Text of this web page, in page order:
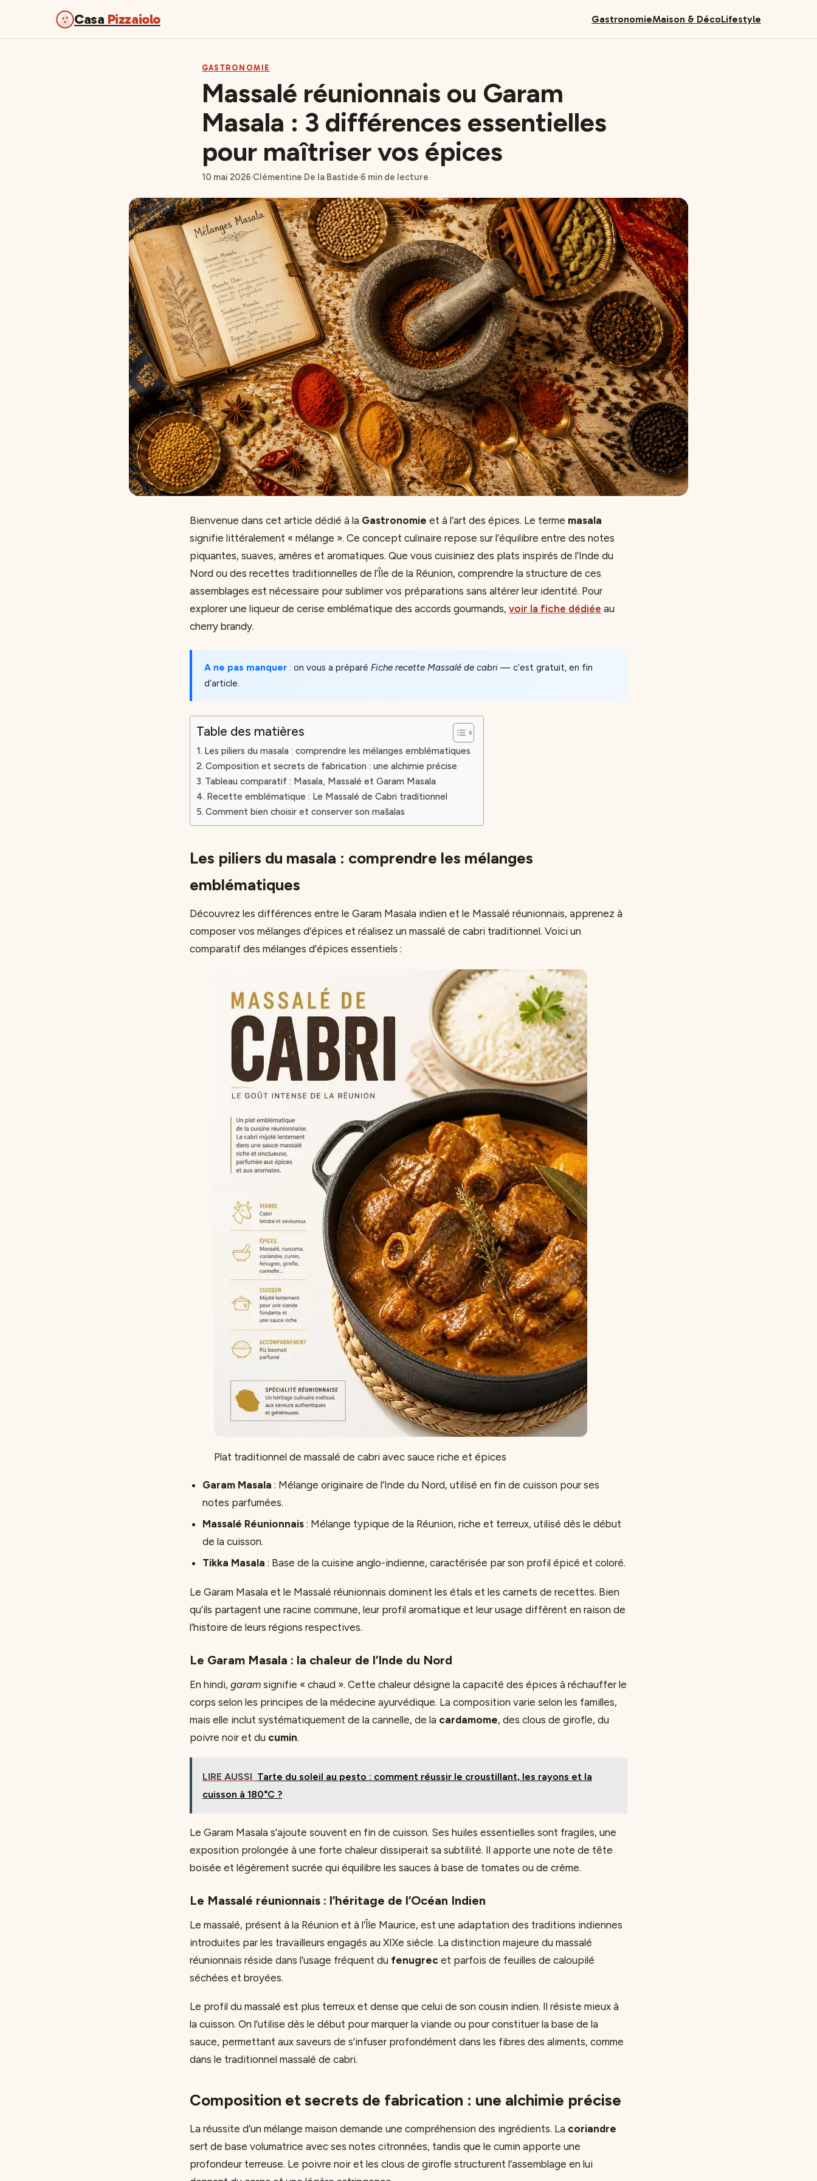
Casa Pizzaiolo GastronomieMaison & DécoLifestyle
GASTRONOMIE
Massalé réunionnais ou Garam
Masala : 3 différences essentielles
pour maîtriser vos épices
10 mai 2026·Clémentine De la Bastide·6 min de lecture
Bienvenue dans cet article dédié à la Gastronomie et à l’art des épices. Le terme masala
signifie littéralement « mélange ». Ce concept culinaire repose sur l’équilibre entre des notes
piquantes, suaves, amères et aromatiques. Que vous cuisiniez des plats inspirés de l’Inde du
Nord ou des recettes traditionnelles de l’Île de la Réunion, comprendre la structure de ces
assemblages est nécessaire pour sublimer vos préparations sans altérer leur identité. Pour
explorer une liqueur de cerise emblématique des accords gourmands, voir la fiche dédiée au
cherry brandy.
A ne pas manquer : on vous a préparé Fiche recette Massalé de cabri — c’est gratuit, en fin
d’article.
Table des matières
Les piliers du masala : comprendre les mélanges emblématiques
Composition et secrets de fabrication : une alchimie précise
Tableau comparatif : Masala, Massalé et Garam Masala
Recette emblématique : Le Massalé de Cabri traditionnel
Comment bien choisir et conserver son mašalas
Les piliers du masala : comprendre les mélanges
emblématiques
Découvrez les différences entre le Garam Masala indien et le Massalé réunionnais, apprenez à
composer vos mélanges d’épices et réalisez un massalé de cabri traditionnel. Voici un
comparatif des mélanges d’épices essentiels :
Plat traditionnel de massalé de cabri avec sauce riche et épices
Garam Masala : Mélange originaire de l’Inde du Nord, utilisé en fin de cuisson pour ses
notes parfumées.
Massalé Réunionnais: Mélange typique de la Réunion, riche et terreux, utilisé dès le début
de la cuisson.
Tikka Masala : Base de la cuisine anglo-indienne, caractérisée par son profil épicé et coloré.
Le Garam Masala et le Massalé réunionnais dominent les étals et les carnets de recettes. Bien
qu’ils partagent une racine commune, leur profil aromatique et leur usage diffèrent en raison de
l’histoire de leurs régions respectives.
Le Garam Masala : la chaleur de l’Inde du Nord
En hindi, garam signifie « chaud ». Cette chaleur désigne la capacité des épices à réchauffer le
corps selon les principes de la médecine ayurvédique. La composition varie selon les familles,
mais elle inclut systématiquement de la cannelle, de la cardamome, des clous de girofle, du
poivre noir et du cumin.
LIRE AUSSI Tarte du soleil au pesto : comment réussir le croustillant, les rayons et la
cuisson à 180°C ?
Le Garam Masala s’ajoute souvent en fin de cuisson. Ses huiles essentielles sont fragiles, une
exposition prolongée à une forte chaleur dissiperait sa subtilité. Il apporte une note de tête
boisée et légèrement sucrée qui équilibre les sauces à base de tomates ou de crème.
Le Massalé réunionnais : l’héritage de l’Océan Indien
Le massalé, présent à la Réunion et à l’Île Maurice, est une adaptation des traditions indiennes
introduites par les travailleurs engagés au XIXe siècle. La distinction majeure du massalé
réunionnais réside dans l’usage fréquent du fenugrec et parfois de feuilles de caloupilé
séchées et broyées.
Le profil du massalé est plus terreux et dense que celui de son cousin indien. Il résiste mieux à
la cuisson. On l’utilise dès le début pour marquer la viande ou pour constituer la base de la
sauce, permettant aux saveurs de s’infuser profondément dans les fibres des aliments, comme
dans le traditionnel massalé de cabri.
Composition et secrets de fabrication : une alchimie précise
La réussite d’un mélange maison demande une compréhension des ingrédients. La coriandre
sert de base volumatrice avec ses notes citronnées, tandis que le cumin apporte une
profondeur terreuse. Le poivre noir et les clous de girofle structurent l’assemblage en lui